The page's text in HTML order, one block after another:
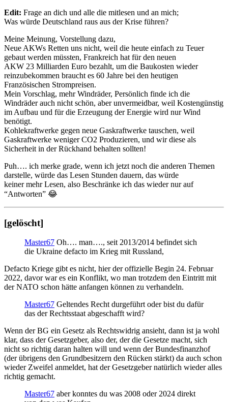
Edit: Frage an dich und alle die mitlesen und an mich;
Was würde Deutschland raus aus der Krise führen?
Meine Meinung, Vorstellung dazu,
Neue AKWs Retten uns nicht, weil die heute einfach zu Teuer
gebaut werden müssten, Frankreich hat für den neuen
AKW 23 Milliarden Euro bezahlt, um die Baukosten wieder
reinzubekommen braucht es 60 Jahre bei den heutigen
Französischen Strompreisen.
Mein Vorschlag, mehr Windräder, Persönlich finde ich die
Windräder auch nicht schön, aber unvermeidbar, weil Kostengünstig
im Aufbau und für die Erzeugung der Energie wird nur Wind
benötigt.
Kohlekraftwerke gegen neue Gaskraftwerke tauschen, weil
Gaskraftwerke weniger CO2 Produzieren, und wir diese als
Sicherheit in der Rückhand behalten sollten!
Puh…. ich merke grade, wenn ich jetzt noch die anderen Themen
darstelle, würde das Lesen Stunden dauern, das würde
keiner mehr Lesen, also Beschränke ich das wieder nur auf
“Antworten” 😂
[gelöscht]
Master67 Oh…. man…., seit 2013/2014 befindet sich
die Ukraine defacto im Krieg mit Russland,
Defacto Kriege gibt es nicht, hier der offizielle Begin 24. Februar
2022, davor war es ein Konflikt, wo man trotzdem den Eintritt mit
der NATO schon hätte anfangen können zu verhandeln.
Master67 Geltendes Recht durgeführt oder bist du dafür
das der Rechtsstaat abgeschafft wird?
Wenn der BG ein Gesetz als Rechtswidrig ansieht, dann ist ja wohl
klar, dass der Gesetzgeber, also der, der die Gesetze macht, sich
nicht so richtig daran halten will und wenn der Bundesfinanzhof
(der übrigens den Grundbesitzern den Rücken stärkt) da auch schon
wieder Zweifel anmeldet, hat der Gesetzgeber natürlich wieder alles
richtig gemacht.
Master67 aber konntes du was 2008 oder 2024 direkt